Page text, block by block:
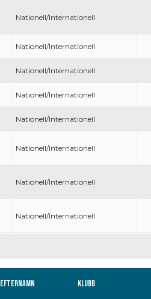
Nationell/Internationell
Nationell/Internationell
Nationell/Internationell
Nationell/Internationell
Nationell/Internationell
Nationell/Internationell
Nationell/Internationell
Nationell/Internationell
Efternamn Klubb